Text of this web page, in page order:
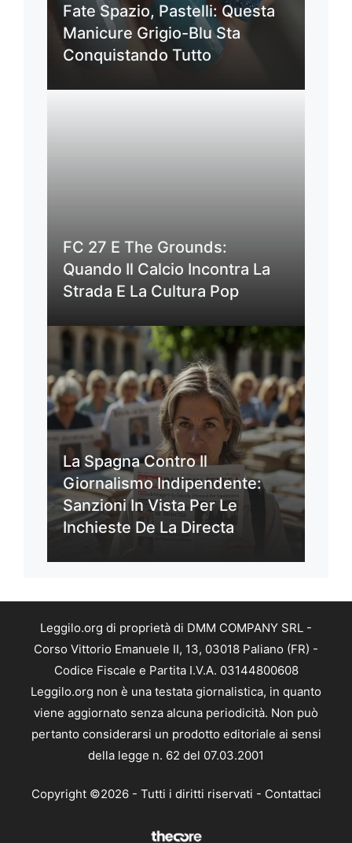
Fate Spazio, Pastelli: Questa
Manicure Grigio-Blu Sta
Conquistando Tutto
FC 27 E The Grounds:
Quando Il Calcio Incontra La
Strada E La Cultura Pop
La Spagna Contro Il
Giornalismo Indipendente:
Sanzioni In Vista Per Le
Inchieste De La Directa
Leggilo.org di proprietà di DMM COMPANY SRL -
Corso Vittorio Emanuele II, 13, 03018 Paliano (FR) -
Codice Fiscale e Partita I.V.A. 03144800608
Leggilo.org non è una testata giornalistica, in quanto
viene aggiornato senza alcuna periodicità. Non può
pertanto considerarsi un prodotto editoriale ai sensi
della legge n. 62 del 07.03.2001
Copyright ©2026 - Tutti i diritti riservati - Contattaci